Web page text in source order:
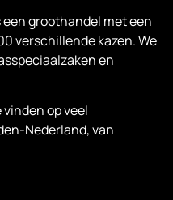
eengroothandel met een
verschillende kazen. We
en
op veel
Nederland, van